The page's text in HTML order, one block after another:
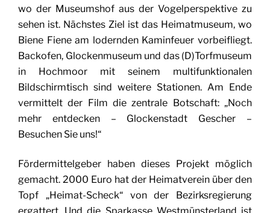
wo der Museumshof aus der Vogelperspektive zu
sehen ist. Nächstes Ziel ist das Heimatmuseum, wo
Biene Fiene am lodernden Kaminfeuer vorbeifliegt.
Backofen, Glockenmuseum und das (D)Torfmuseum
in Hochmoor mit seinem multifunktionalen
Bildschirmtisch sind weitere Stationen. Am Ende
vermittelt der Film die zentrale Botschaft: „Noch
mehr entdecken – Glockenstadt Gescher –
Besuchen Sie uns!“
Fördermittelgeber haben dieses Projekt möglich
gemacht. 2000 Euro hat der Heimatverein über den
Topf „Heimat-Scheck“ von der Bezirksregierung
ergattert. Und die Sparkasse Westmünsterland ist